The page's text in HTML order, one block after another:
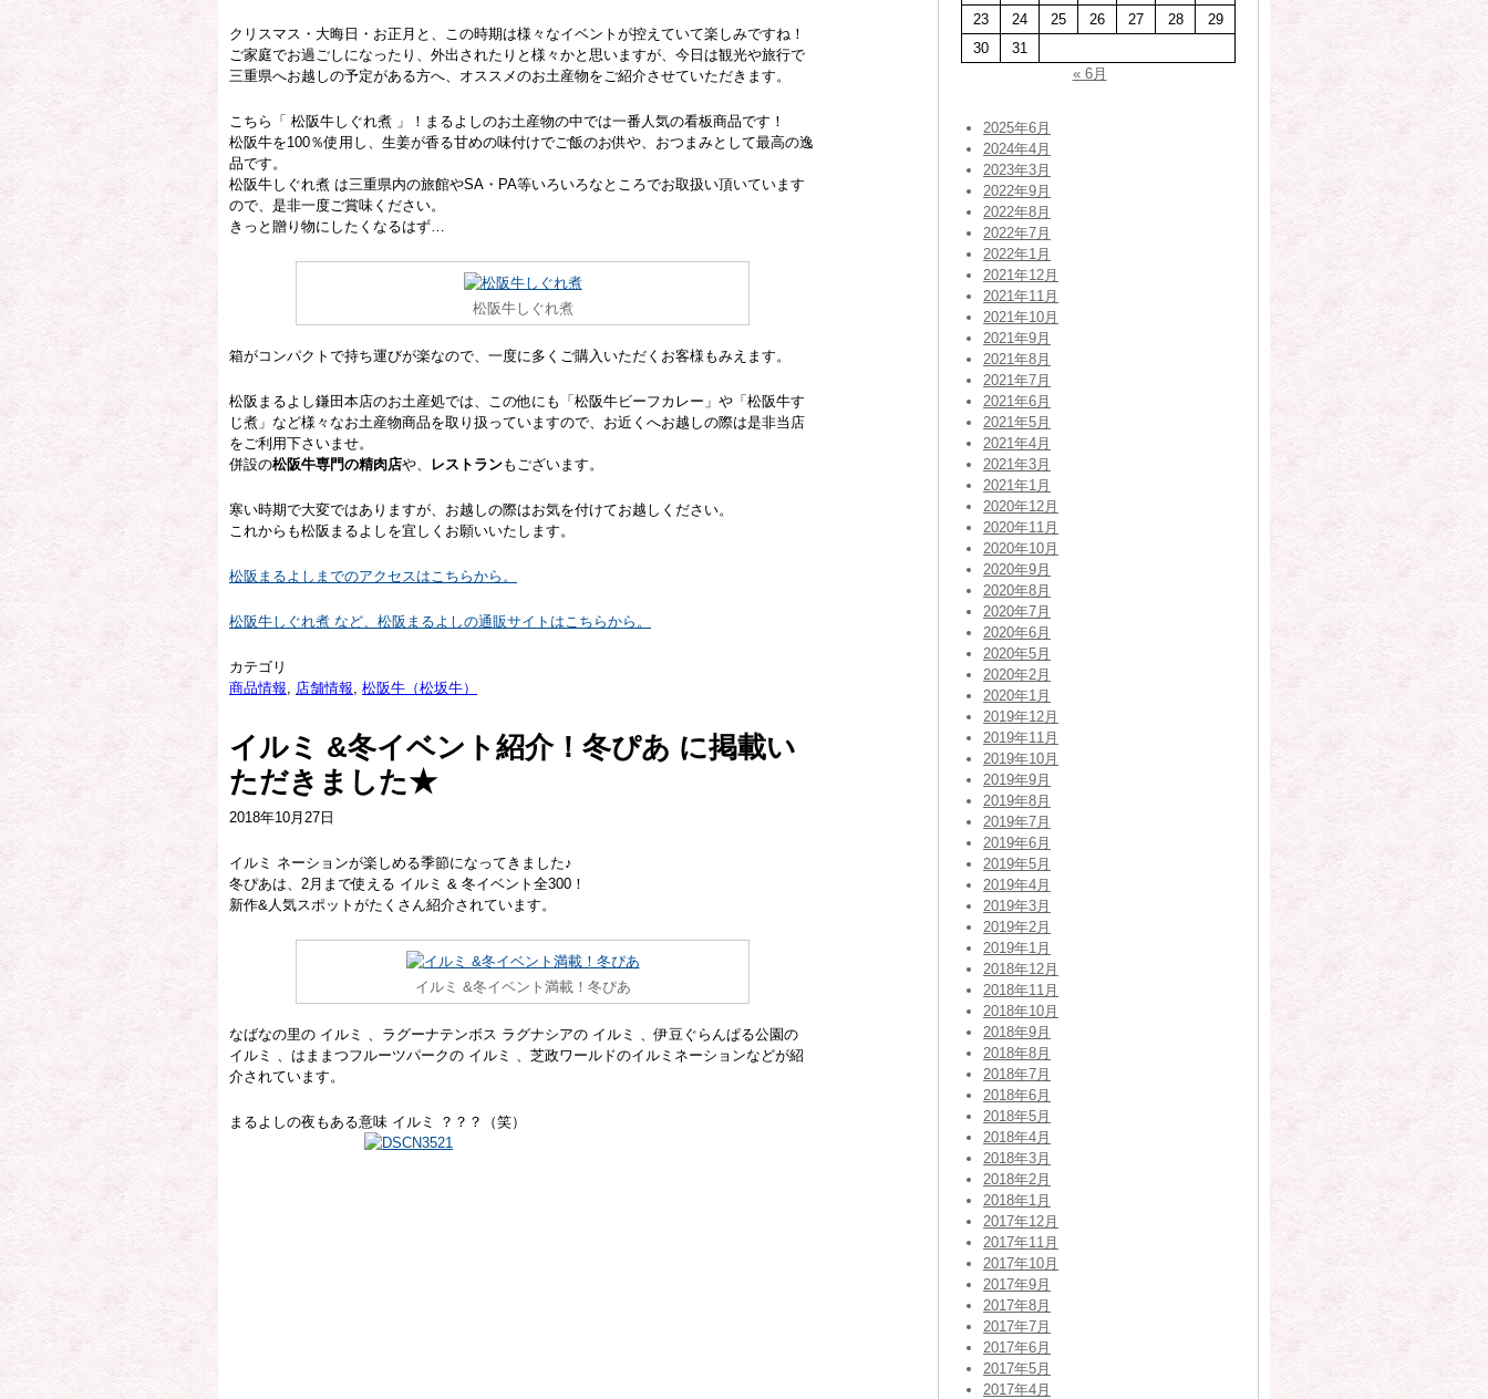
クリスマス・大晦日・お正月と、この時期は様々なイベントが控えていて楽しみですね！
ご家庭でお過ごしになったり、外出されたりと様々かと思いますが、今日は観光や旅行で
三重県へお越しの予定がある方へ、オススメのお土産物をご紹介させていただきます。
こちら「 松阪牛しぐれ煮 」！まるよしのお土産物の中では一番人気の看板商品です！
松阪牛を100％使用し、生姜が香る甘めの味付けでご飯のお供や、おつまみとして最高の逸
品です。
松阪牛しぐれ煮 は三重県内の旅館やSA・PA等いろいろなところでお取扱い頂いています
ので、是非一度ご賞味ください。
きっと贈り物にしたくなるはず…
松阪牛しぐれ煮
箱がコンパクトで持ち運びが楽なので、一度に多くご購入いただくお客様もみえます。
松阪まるよし鎌田本店のお土産処では、この他にも「松阪牛ビーフカレー」や「松阪牛す
じ煮」など様々なお土産物商品を取り扱っていますので、お近くへお越しの際は是非当店
をご利用下さいませ。
併設の松阪牛専門の精肉店や、 レストランもございます。
寒い時期で大変ではありますが、お越しの際はお気を付けてお越しください。
これからも松阪まるよしを宜しくお願いいたします。
松阪まるよしまでのアクセスはこちらから。
松阪牛しぐれ煮 など、松阪まるよしの通販サイトはこちらから。
カテゴリ
商品情報, 店舗情報, 松阪牛（松坂牛）
イルミ &冬イベント紹介！冬ぴあ に掲載い
ただきました★
2018年10月27日
イルミ ネーションが楽しめる季節になってきました♪
冬ぴあは、2月まで使える イルミ & 冬イベント全300！
新作&人気スポットがたくさん紹介されています。
イルミ &冬イベント満載！冬ぴあ
なばなの里の イルミ 、ラグーナテンボス ラグナシアの イルミ 、伊豆ぐらんぱる公園の
イルミ 、はままつフルーツパークの イルミ 、芝政ワールドのイルミネーションなどが紹
介されています。
まるよしの夜もある意味 イルミ ？？？（笑）
23
24 25 26 27 28
29
30
31
« 6月
2025年6月
2024年4月
2023年3月
2022年9月
2022年8月
2022年7月
2022年1月
2021年12月
2021年11月
2021年10月
2021年9月
2021年8月
2021年7月
2021年6月
2021年5月
2021年4月
2021年3月
2021年1月
2020年12月
2020年11月
2020年10月
2020年9月
2020年8月
2020年7月
2020年6月
2020年5月
2020年2月
2020年1月
2019年12月
2019年11月
2019年10月
2019年9月
2019年8月
2019年7月
2019年6月
2019年5月
2019年4月
2019年3月
2019年2月
2019年1月
2018年12月
2018年11月
2018年10月
2018年9月
2018年8月
2018年7月
2018年6月
2018年5月
2018年4月
2018年3月
2018年2月
2018年1月
2017年12月
2017年11月
2017年10月
2017年9月
2017年8月
2017年7月
2017年6月
2017年5月
2017年4月